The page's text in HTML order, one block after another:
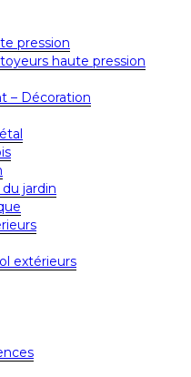
pression
haute pression
– Décoration
jardin
extérieurs